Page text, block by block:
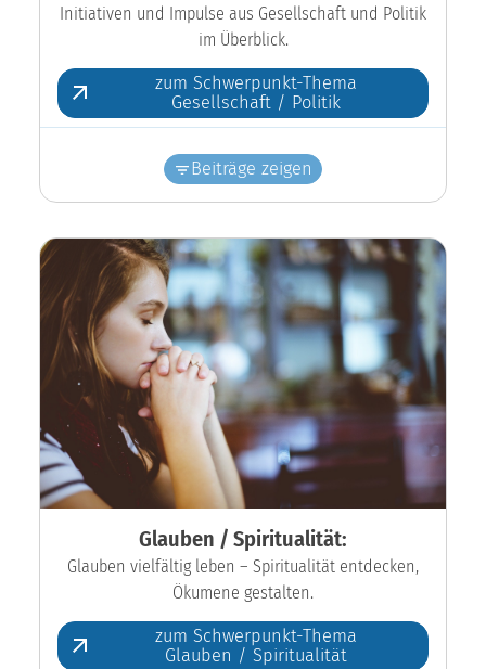
Initiativen und Impulse aus Gesellschaft und Politik
im Überblick.
zum Schwerpunkt-Thema
Gesellschaft / Politik
Beiträge zeigen
Glauben / Spiritualität:
Glauben vielfältig leben – Spiritualität entdecken,
Ökumene gestalten.
zum Schwerpunkt-Thema
Glauben / Spiritualität